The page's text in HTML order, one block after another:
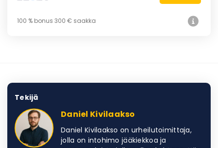
100 % bonus 300 € saakka
Tekijä
Daniel Kivilaakso
Daniel Kivilaakso on urheilutoimittaja,
jolla on intohimo jääkiekkoa ja